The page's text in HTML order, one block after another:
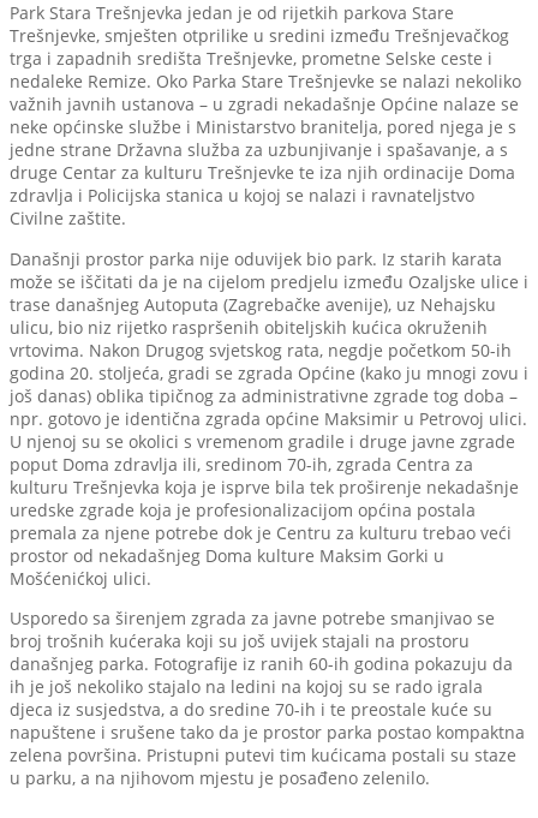
Park Stara Trešnjevka jedan je od rijetkih parkova Stare
Trešnjevke, smješten otprilike u sredini između Trešnjevačkog
trga i zapadnih središta Trešnjevke, prometne Selske ceste i
nedaleke Remize. Oko Parka Stare Trešnjevke se nalazi nekoliko
važnih javnih ustanova – u zgradi nekadašnje Općine nalaze se
neke općinske službe i Ministarstvo branitelja, pored njega je s
jedne strane Državna služba za uzbunjivanje i spašavanje, a s
druge Centar za kulturu Trešnjevke te iza njih ordinacije Doma
zdravlja i Policijska stanica u kojoj se nalazi i ravnateljstvo
Civilne zaštite.
Današnji prostor parka nije oduvijek bio park. Iz starih karata
može se iščitati da je na cijelom predjelu između Ozaljske ulice i
trase današnjeg Autoputa (Zagrebačke avenije), uz Nehajsku
ulicu, bio niz rijetko raspršenih obiteljskih kućica okruženih
vrtovima. Nakon Drugog svjetskog rata, negdje početkom 50-ih
godina 20. stoljeća, gradi se zgrada Općine (kako ju mnogi zovu i
još danas) oblika tipičnog za administrativne zgrade tog doba –
npr. gotovo je identična zgrada općine Maksimir u Petrovoj ulici.
U njenoj su se okolici s vremenom gradile i druge javne zgrade
poput Doma zdravlja ili, sredinom 70-ih, zgrada Centra za
kulturu Trešnjevka koja je isprve bila tek proširenje nekadašnje
uredske zgrade koja je profesionalizacijom općina postala
premala za njene potrebe dok je Centru za kulturu trebao veći
prostor od nekadašnjeg Doma kulture Maksim Gorki u
Mošćenićkoj ulici.
Usporedo sa širenjem zgrada za javne potrebe smanjivao se
broj trošnih kućeraka koji su još uvijek stajali na prostoru
današnjeg parka. Fotografije iz ranih 60-ih godina pokazuju da
ih je još nekoliko stajalo na ledini na kojoj su se rado igrala
djeca iz susjedstva, a do sredine 70-ih i te preostale kuće su
napuštene i srušene tako da je prostor parka postao kompaktna
zelena površina. Pristupni putevi tim kućicama postali su staze
u parku, a na njihovom mjestu je posađeno zelenilo.